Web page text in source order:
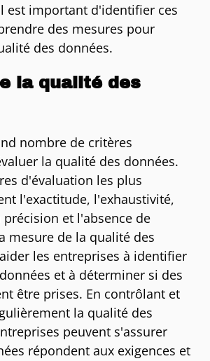
est important d'identifier ces
des mesures pour
des données.
la qualité des
nombre de critères
la qualité des données.
d'évaluation les plus
l'exactitude, l'exhaustivité,
et l'absence de
mesure de la qualité des
les entreprises à identifier
et à déterminer si des
être prises. En contrôlant et
la qualité des
peuvent s'assurer
répondent aux exigences et